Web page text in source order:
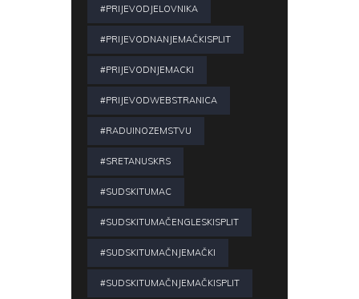
#PRIJEVODJELOVNIKA
#PRIJEVODNANJEMAČKISPLIT
#PRIJEVODNJEMACKI
#PRIJEVODWEBSTRANICA
#RADUINOZEMSTVU
#SRETANUSKRS
#SUDSKITUMAC
#SUDSKITUMAČENGLESKISPLIT
#SUDSKITUMAČNJEMAČKI
#SUDSKITUMAČNJEMAČKISPLIT